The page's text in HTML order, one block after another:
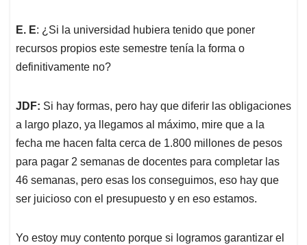
E. E: ¿Si la universidad hubiera tenido que poner
recursos propios este semestre tenía la forma o
definitivamente no?
JDF: Si hay formas, pero hay que diferir las obligaciones
a largo plazo, ya llegamos al máximo, mire que a la
fecha me hacen falta cerca de 1.800 millones de pesos
para pagar 2 semanas de docentes para completar las
46 semanas, pero esas los conseguimos, eso hay que
ser juicioso con el presupuesto y en eso estamos.
Yo estoy muy contento porque si logramos garantizar el